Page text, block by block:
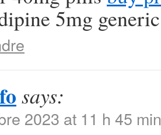
5mg generic
says:
2023 at 11 h 45 min